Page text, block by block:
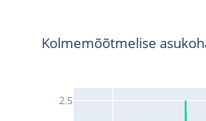
2.5
Kolmemõõtmelise